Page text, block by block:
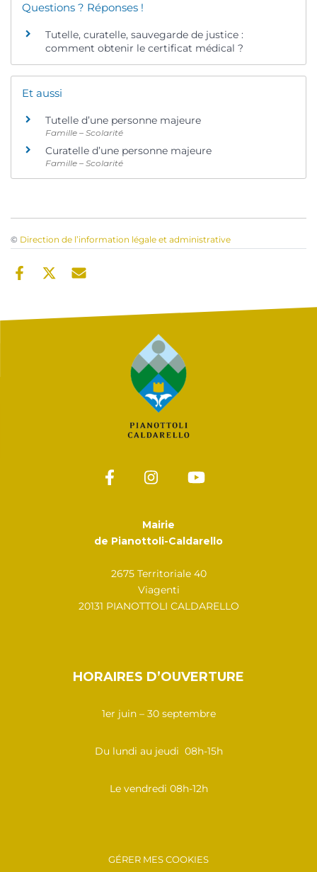
Questions ? Réponses !
Tutelle, curatelle, sauvegarde de justice :
comment obtenir le certificat médical ?
Et aussi
Tutelle d’une personne majeure
Famille – Scolarité
Curatelle d’une personne majeure
Famille – Scolarité
© Direction de l’information légale et administrative
Mairie
de Pianottoli-Caldarello
2675 Territoriale 40
Viagenti
20131 PIANOTTOLI CALDARELLO
HORAIRES D’OUVERTURE
1er juin – 30 septembre
Du lundi au jeudi 08h-15h
Le vendredi 08h-12h
GÉRER MES COOKIES